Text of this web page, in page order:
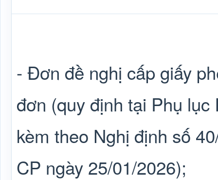
- Đơn đề nghị cấp giấy
đơn (quy định tại Phụ lục
kèm theo Nghị định số
CP ngày 25/01/2026);